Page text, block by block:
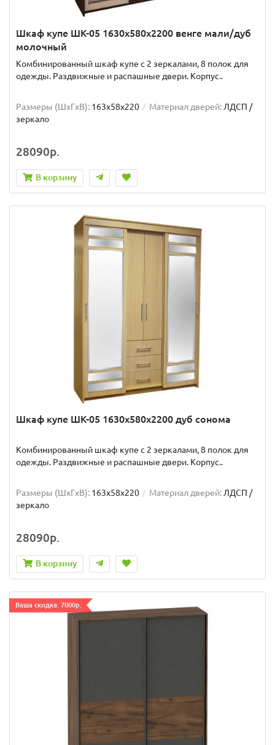
Шкаф купе ШК-05 1630x580x2200 венге мали/дуб
молочный
Комбинированный шкаф купе с 2 зеркалами, 8 полок для
одежды. Раздвижные и распашные двери. Корпус..
Размеры (ШxГxВ): 163x58x220 Материал дверей: ЛДСП /
зеркало
28090р.
В корзину
Шкаф купе ШК-05 1630x580x2200 дуб сонома
Комбинированный шкаф купе с 2 зеркалами, 8 полок для
одежды. Раздвижные и распашные двери. Корпус..
Размеры (ШxГxВ): 163x58x220 Материал дверей:ЛДСП /
зеркало
28090р.
В корзину
Ваша скидка: 7000р.